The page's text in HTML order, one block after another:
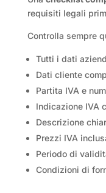
requisiti legali
Controlla sempre
Tutti i dati
Dati cliente
Partita IVA e
Indicazione IVA
Descrizione
Prezzi IVA
Periodo di
Condizioni di